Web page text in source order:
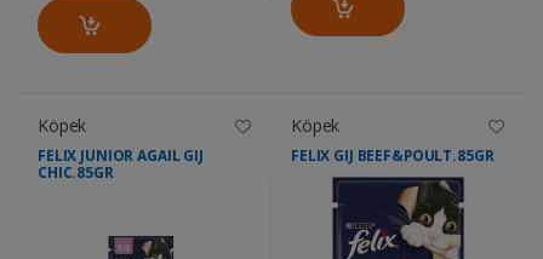
Köpek
FELIX JUNIOR AGAIL GIJ
CHIC.85GR
Köpek
FELIX GIJ BEEF&POULT.85GR